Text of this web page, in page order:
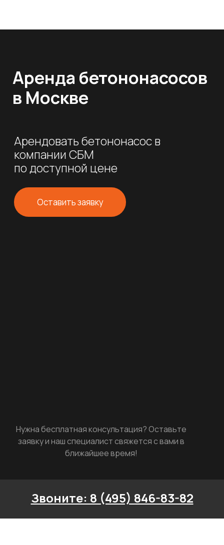
Нужна бесплатная консультация? Оставьте
заявку и наш специалист свяжется с вами в
ближайшее время!
Оставить заявку
Арендовать бетононасос в
компании СБМ
по доступной цене
Аренда бетононасосов
в Москве
Звоните: 8 (495) 846-83-82